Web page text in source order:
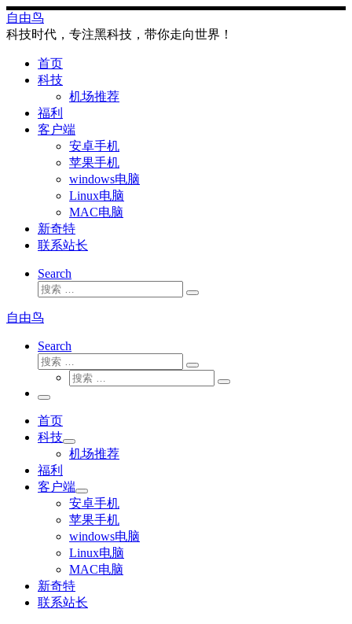
Skip
to
content
自由鸟
科技时代，专注黑科技，带你走向世界！
首页
科技
机场推荐
福利
客户端
安卓手机
苹果手机
windows电脑
Linux电脑
MAC电脑
新奇特
联系站长
Search
搜
搜
自由鸟
Search
搜
搜
索
搜
搜
主
菜
单
首页
科技
机场推荐
福利
客户端
安卓手机
苹果手机
windows电脑
Linux电脑
MAC电脑
新奇特
联系站长